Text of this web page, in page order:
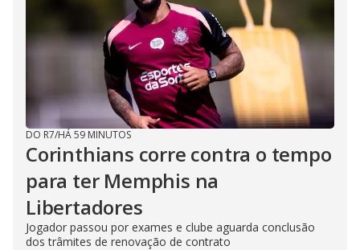
DO R7/HÁ 59 MINUTOS
Corinthians corre contra o tempo
para ter Memphis na
Libertadores
Jogador passou por exames e clube aguarda conclusão
dos trâmites de renovação de contrato